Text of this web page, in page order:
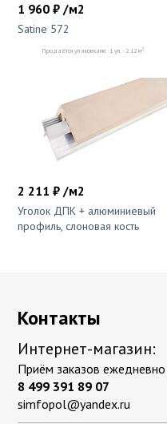
1 960 ₽ /м2
Satine 572
Продаётся упаковками: 1 уп. - 2.12 м2
2 211 ₽ /м2
Уголок ДПК + алюминиевый
профиль, слоновая кость
Контакты
Интернет-магазин:
Приём заказов
8 499 391 89 07
simfopol@yandex.ru